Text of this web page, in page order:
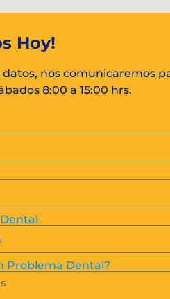
Hoy!
datos, nos comunicaremos
8:00 a 15:00 hrs.
Problema Dental?